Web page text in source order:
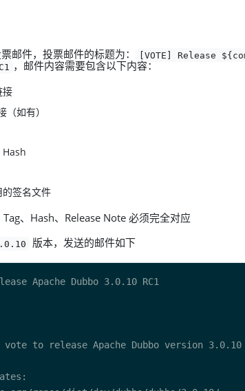
邮件，投票邮件的标题为：
[VOTE] Release
，邮件内容需要包含以下内容：
接
（如有）
签名文件
、Hash、Release Note 必须完全对应
版本，发送的邮件如下